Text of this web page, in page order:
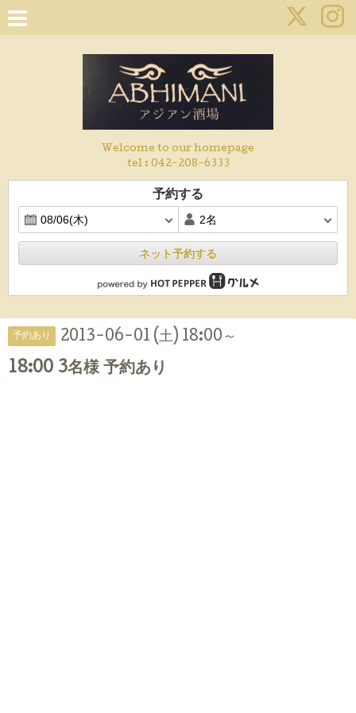
Welcome to our homepage
tel : 042-208-6333
予約する
ネット予約する
予約あり 2013-06-01 (土) 18:00～
18:00 3名様 予約あり